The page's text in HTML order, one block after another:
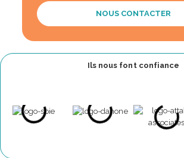
NOUS CONTACTER
Ils nous font confiance